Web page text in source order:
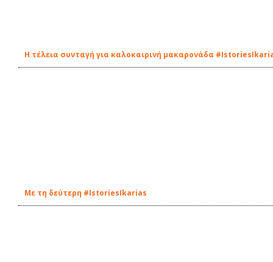
Η τέλεια συνταγή για καλοκαιρινή μακαρονάδα
Με τη δεύτερη #IstoriesIkarias